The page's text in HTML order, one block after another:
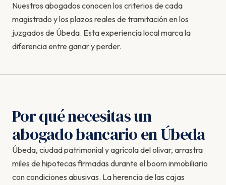
Nuestros abogados conocen los criterios de cada
magistrado y los plazos reales de tramitación en los
juzgados de Úbeda. Esta experiencia local marca la
diferencia entre ganar y perder.
Por qué necesitas un
abogado bancario en Úbeda
Úbeda, ciudad patrimonial y agrícola del olivar, arrastra
miles de hipotecas firmadas durante el boom inmobiliario
con condiciones abusivas. La herencia de las cajas